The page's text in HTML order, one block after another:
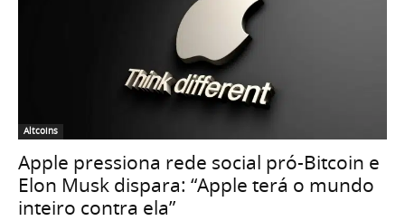
Altcoins
Apple pressiona rede social pró-Bitcoin e
Elon Musk dispara: “Apple terá o mundo
inteiro contra ela”